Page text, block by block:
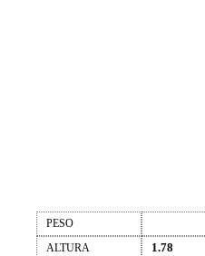
PESO
ALTURA
1.78